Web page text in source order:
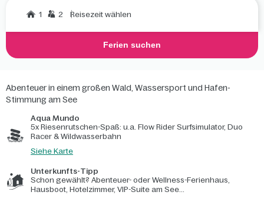
1 2 Reisezeit wählen
Ferien suchen
Abenteuer in einem großen Wald, Wassersport und Hafen-
Stimmung am See
Aqua Mundo
5x Riesenrutschen-Spaß: u.a. Flow Rider Surfsimulator, Duo
Racer & Wildwasserbahn
Siehe Karte
Unterkunfts-Tipp
Schon gewählt? Abenteuer- oder Wellness-Ferienhaus,
Hausboot, Hotelzimmer, VIP-Suite am See...